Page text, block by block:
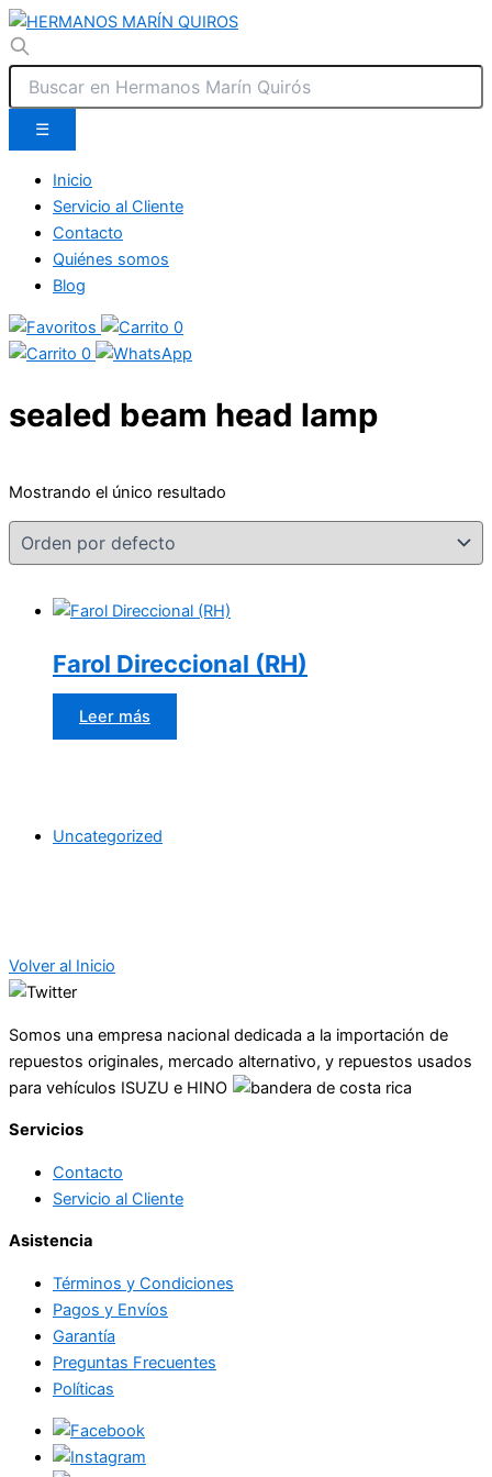
☰
Inicio
Servicio al Cliente
Contacto
Quiénes somos
Blog
0
0
Uncategorized
sealed beam head lamp
Mostrando el único resultado
Farol Direccional (RH)
Leer más
Volver al Inicio
Somos una empresa nacional dedicada a la importación de
repuestos originales, mercado alternativo, y repuestos usados
para vehículos ISUZU e HINO
Servicios
Contacto
Servicio al Cliente
Asistencia
Términos y Condiciones
Pagos y Envíos
Garantía
Preguntas Frecuentes
Políticas